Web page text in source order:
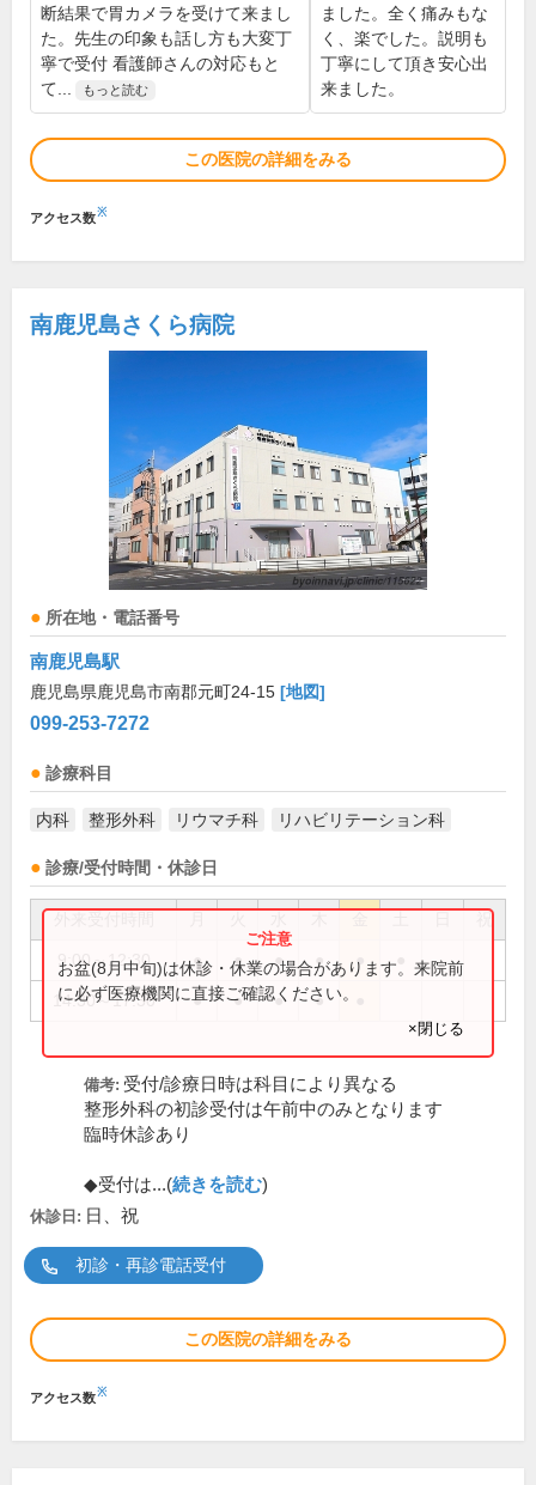
断結果で胃カメラを受けて来まし
た。先生の印象も話し方も大変丁
寧で受付 看護師さんの対応もと
て...
もっと読む
ました。全く痛みもな
く、楽でした。説明も
丁寧にして頂き安心出
来ました。
この医院の詳細をみる
アクセス数※
南鹿児島さくら病院
所在地・電話番号
南鹿児島駅
鹿児島県鹿児島市南郡元町24-15 [地図]
099-253-7272
診療科目
内科 整形外科 リウマチ科 リハビリテーション科
診療/受付時間・休診日
祝
9:00～12:30 ● ● ● ● ●
14:30～17:30 ● ● ● ●
お盆(8月中旬)は休診・休業の場合があります。来院前
に必ず医療機関に直接ご確認ください。
×閉じる
備考: 受付/診療日時は科目により異なる
整形外科の初診受付は午前中のみとなります
臨時休診あり
◆受付は...(続きを読む)
休診日: 日、祝
初診・再診電話受付
この医院の詳細をみる
アクセス数※